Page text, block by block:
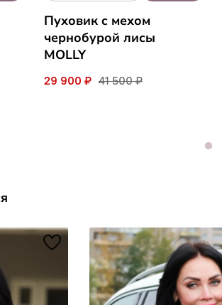
Пуховик c мехом
чернобурой лисы
MOLLY
29 900 ₽ 41 500 ₽